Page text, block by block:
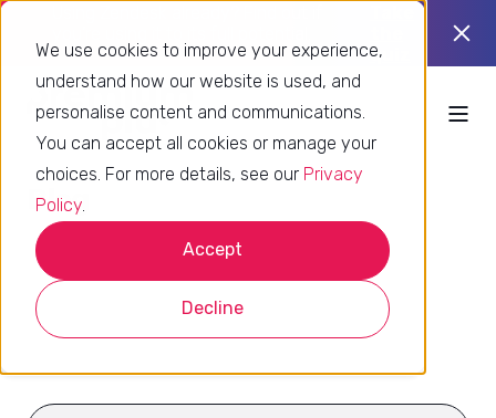
We use cookies to improve your experience,
understand how our website is used, and
personalise content and communications.
You can accept all cookies or manage your
choices. For more details, see our Privacy
Policy.
Accept
Decline
quiz
Blog